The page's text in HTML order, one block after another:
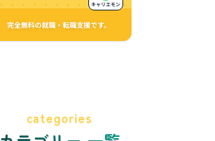
完全無料の就職・転職支援です。
キャリエモン
categories